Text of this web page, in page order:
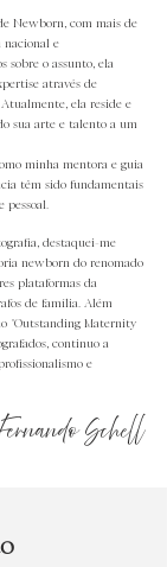
Newborn, com mais de
nacional e
sobre o assunto, ela
através de
Atualmente, ela reside e
sua arte e talento a um
minha mentora e guia
têm sido fundamentais
pessoal.
destaquei-me
newborn do renomado
plataformas da
de família. Além
"Outstanding Maternity
continuo a
e
Schell